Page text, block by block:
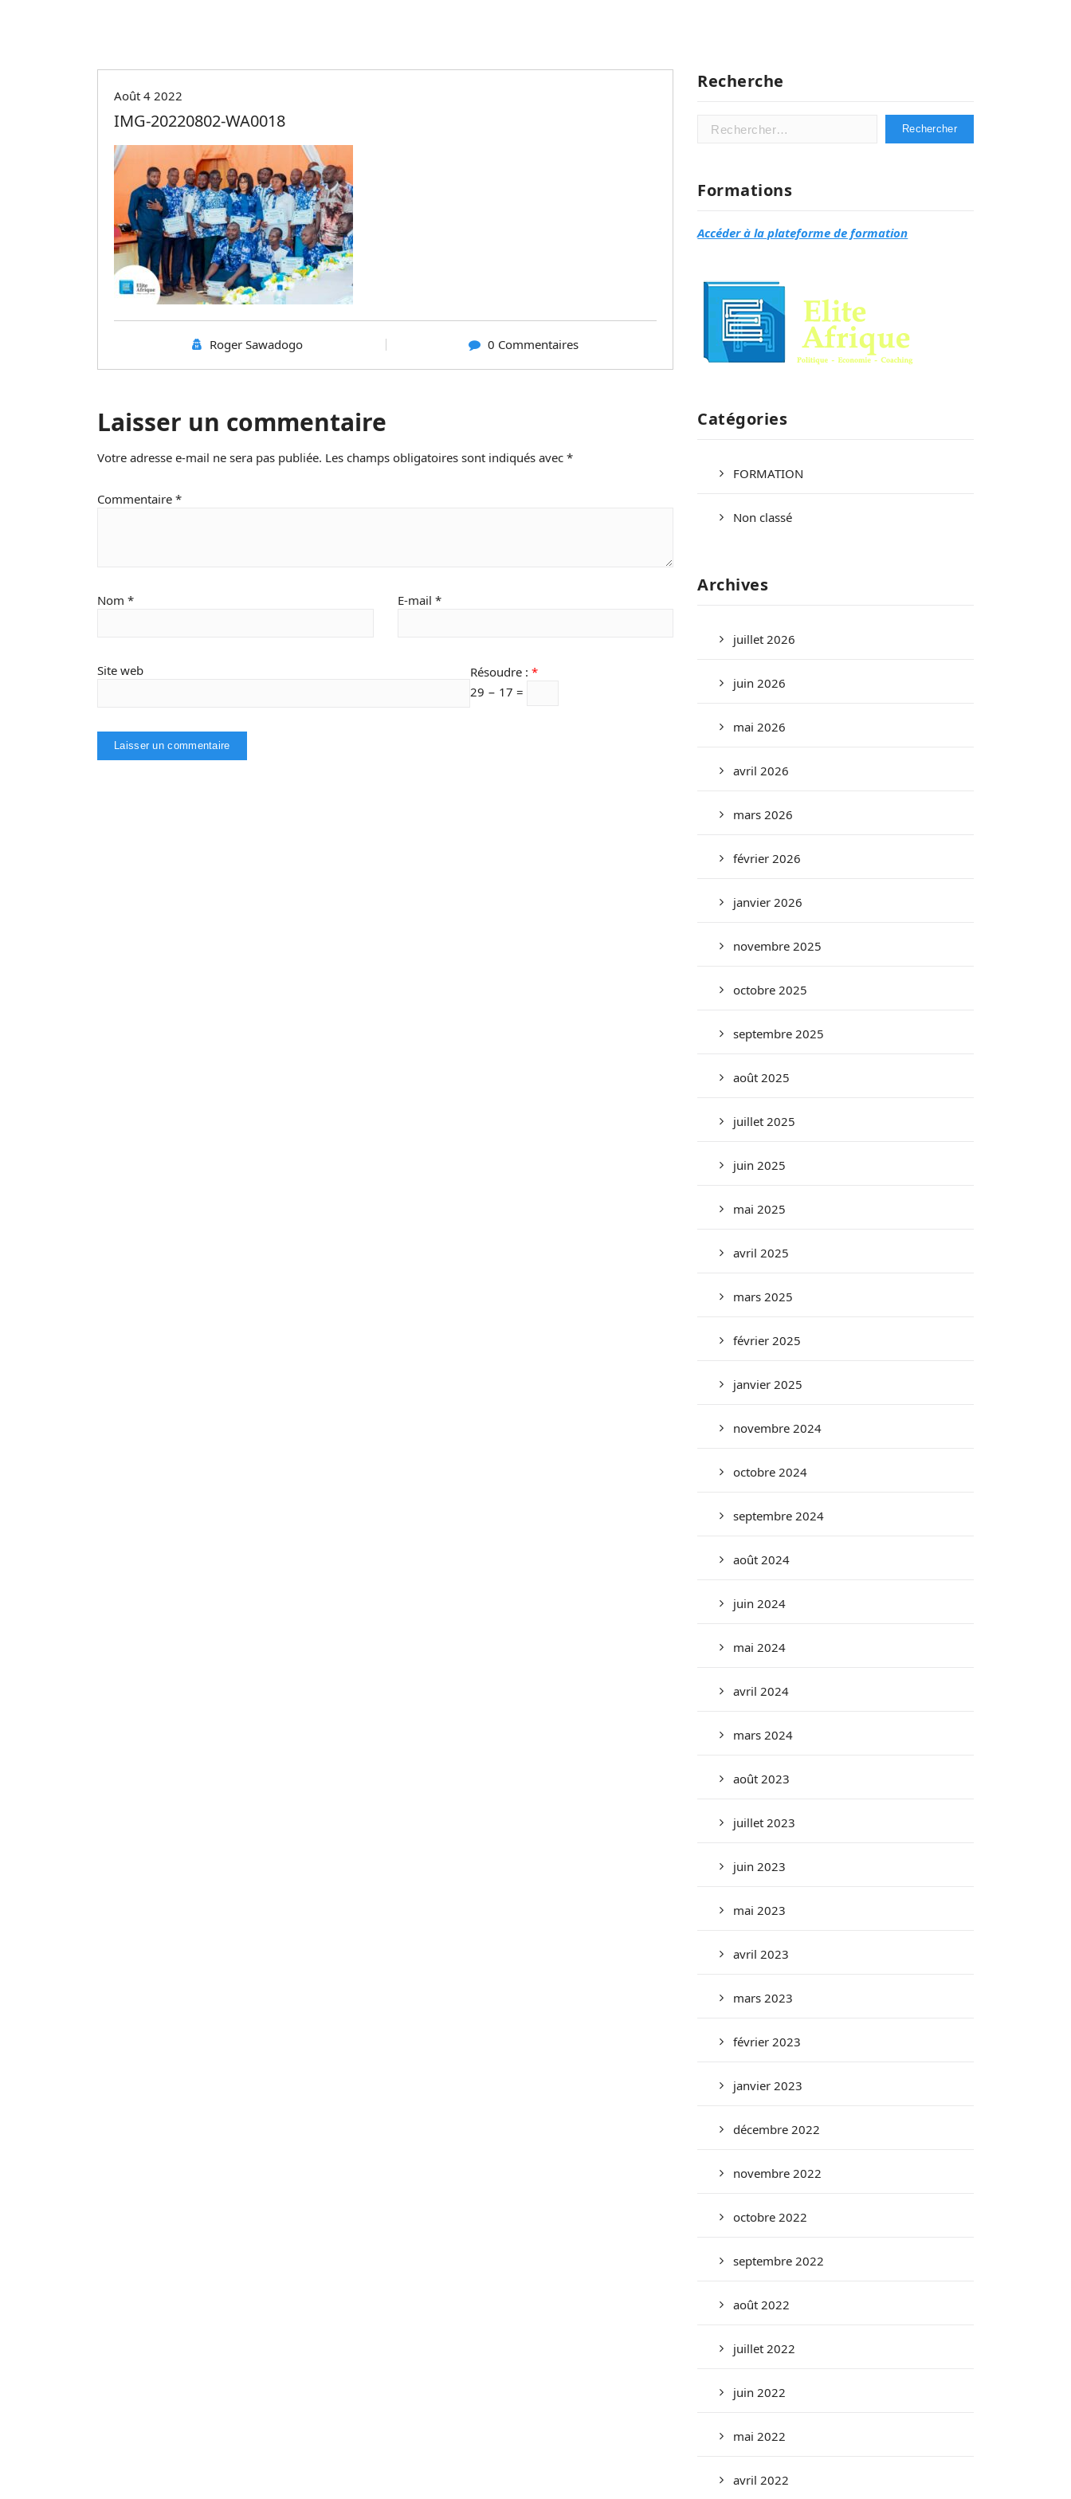
Août 4 2022
IMG-20220802-WA0018
Roger Sawadogo 0 Commentaires
Laisser un commentaire
Votre adresse e-mail ne sera pas publiée. Les champs obligatoires sont indiqués avec *
Commentaire *
Nom * E-mail *
Site web Résoudre : *
29 − 17 =
Recherche
Rechercher :
Formations
Accéder à la plateforme de formation
Catégories
FORMATION
Non classé
Archives
juillet 2026
juin 2026
mai 2026
avril 2026
mars 2026
février 2026
janvier 2026
novembre 2025
octobre 2025
septembre 2025
août 2025
juillet 2025
juin 2025
mai 2025
avril 2025
mars 2025
février 2025
janvier 2025
novembre 2024
octobre 2024
septembre 2024
août 2024
juin 2024
mai 2024
avril 2024
mars 2024
août 2023
juillet 2023
juin 2023
mai 2023
avril 2023
mars 2023
février 2023
janvier 2023
décembre 2022
novembre 2022
octobre 2022
septembre 2022
août 2022
juillet 2022
juin 2022
mai 2022
avril 2022